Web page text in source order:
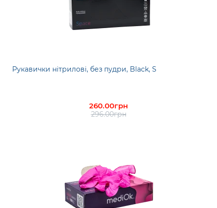
Рукавички нітрилові, без пудри, Black, S
260.00грн
296.00грн